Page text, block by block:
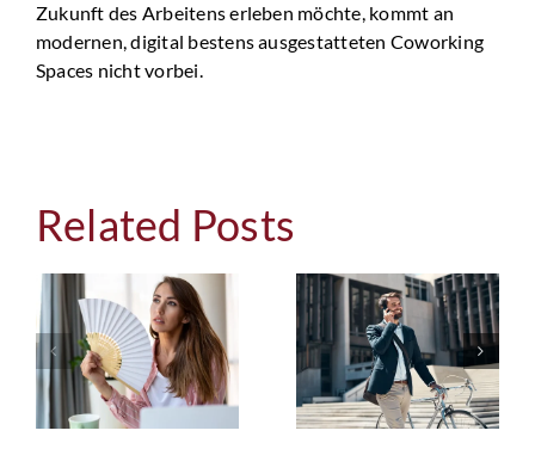
Zukunft des Arbeitens erleben möchte, kommt an
modernen, digital bestens ausgestatteten Coworking
Spaces nicht vorbei.
Related Posts
WARUM
DER
ARBEITSWEG
KEIN
ZEITVERLUST
IST –
SONDERN
IN
HAMBURG:
ARBEITEN